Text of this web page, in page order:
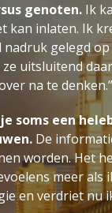
genoten. Ik
kan inlaten. Ik
nadruk gelegd
uitsluitend
na te denken.”
soms een
De
worden. Het
meer als
en verdriet nu